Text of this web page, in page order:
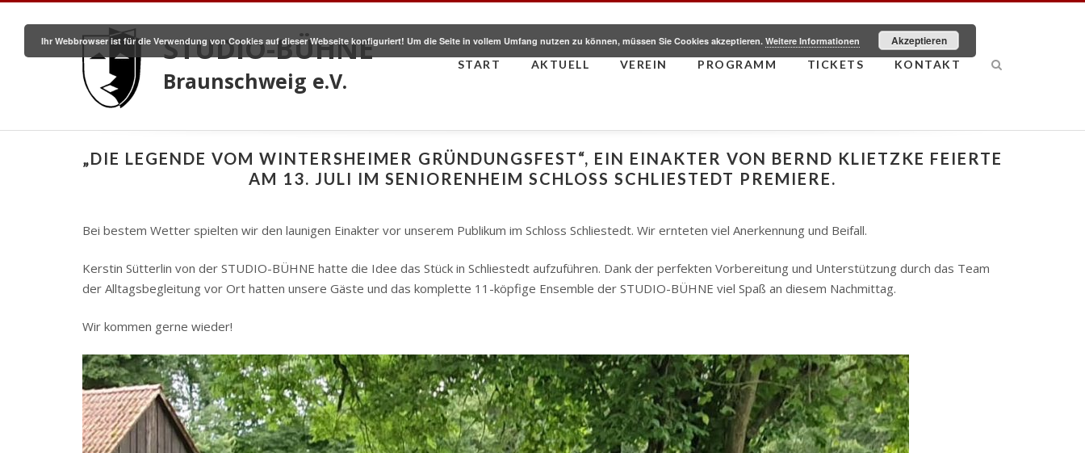
STUDIO-BÜHNE
Braunschweig e.V.
START AKTUELL VEREIN PROGRAMM TICKETS KONTAKT
„DIE LEGENDE VOM WINTERSHEIMER GRÜNDUNGSFEST“, EIN EINAKTER VON BERND KLIETZKE FEIERTE
AM 13. JULI IM SENIORENHEIM SCHLOSS SCHLIESTEDT PREMIERE.
Bei bestem Wetter spielten wir den launigen Einakter vor unserem Publikum im Schloss Schliestedt. Wir ernteten viel Anerkennung und Beifall.
Kerstin Sütterlin von der STUDIO-BÜHNE hatte die Idee das Stück in Schliestedt aufzuführen. Dank der perfekten Vorbereitung und Unterstützung durch das Team
der Alltagsbegleitung vor Ort hatten unsere Gäste und das komplette 11-köpfige Ensemble der STUDIO-BÜHNE viel Spaß an diesem Nachmittag.
Wir kommen gerne wieder!
Ihr Webbrowser ist für die Verwendung von Cookies auf dieser Webseite konfiguriert! Um die Seite in vollem Umfang nutzen zu können, müssen Sie Cookies akzeptieren. Weitere Informationen Akzeptieren